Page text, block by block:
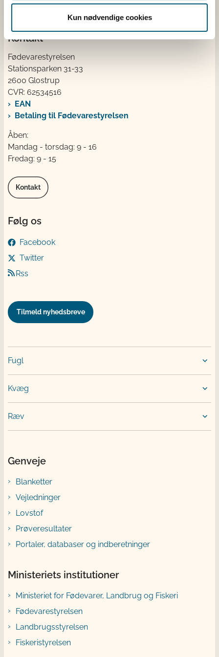
Kun nødvendige cookies
Kontakt
Fødevarestyrelsen
Stationsparken 31-33
2600 Glostrup
CVR: 62534516
EAN
Betaling til Fødevarestyrelsen
Åben:
Mandag - torsdag: 9 - 16
Fredag: 9 - 15
Kontakt
Følg os
Facebook
Twitter
Rss
Tilmeld nyhedsbreve
Fugl
Kvæg
Ræv
Genveje
Blanketter
Vejledninger
Lovstof
Prøveresultater
Portaler, databaser og indberetninger
Ministeriets institutioner
Ministeriet for Fødevarer, Landbrug og Fiskeri
Fødevarestyrelsen
Landbrugsstyrelsen
Fiskeristyrelsen